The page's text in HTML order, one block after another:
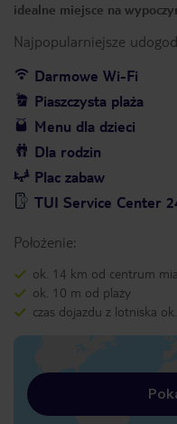
idealne miejsce na
Najpopularniejsze
Darmowe Wi-Fi
Piaszczysta plaża
Menu dla dzieci
Dla rodzin
Plac zabaw
TUI Service Center
Położenie:
ok. 14 km od centrum
ok. 10 m od plaży
czas dojazdu z lotniska